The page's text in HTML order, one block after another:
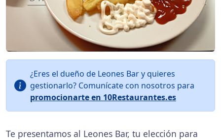
¿Eres el dueño de Leones Bar y quieres
gestionarlo? Comunícate con nosotros para
promocionarte en 10Restaurantes.es
Te presentamos al Leones Bar, tu elección para